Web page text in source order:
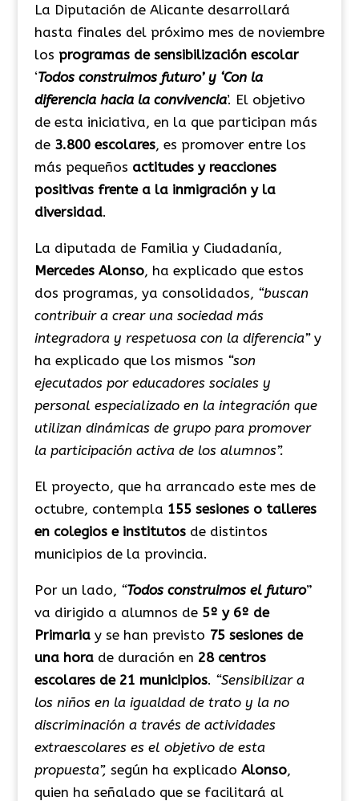
La Diputación de Alicante desarrollará
hasta finales del próximo mes de noviembre
los programas de sensibilización escolar
‘Todos construimos futuro’ y ‘Con la
diferencia hacia la convivencia’. El objetivo
de esta iniciativa, en la que participan más
de 3.800 escolares, es promover entre los
más pequeños actitudes y reacciones
positivas frente a la inmigración y la
diversidad.
La diputada de Familia y Ciudadanía,
Mercedes Alonso, ha explicado que estos
dos programas, ya consolidados, “buscan
contribuir a crear una sociedad más
integradora y respetuosa con la diferencia”y
ha explicado que los mismos “son
ejecutados por educadores sociales y
personal especializado en la integración que
utilizan dinámicas de grupo para promover
la participación activa de los alumnos”.
El proyecto, que ha arrancado este mes de
octubre, contempla 155 sesiones o talleres
en colegios e institutosde distintos
municipios de la provincia.
Por un lado, “Todos construimos el futuro”
va dirigido a alumnos de 5º y 6º de
Primariay se han previsto 75 sesiones de
una horade duración en 28 centros
escolares de 21 municipios. “Sensibilizar a
los niños en la igualdad de trato y la no
discriminación a través de actividades
extraescolares es el objetivo de esta
propuesta”, según ha explicado Alonso,
quien ha señalado que se facilitará al